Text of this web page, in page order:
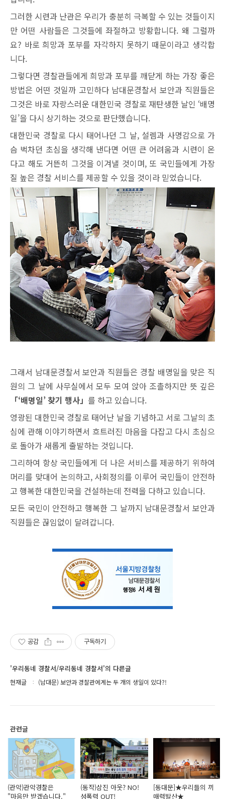
그러한 시련과 난관은 우리가 충분히 극복할 수 있는 것들이지
만 어떤 사람들은 그것들에 좌절하고 방황합니다. 왜 그럴까
요? 바로 희망과 포부를 자각하지 못하기 때문이라고 생각합
니다.
그렇다면 경찰관들에게 희망과 포부를 깨닫게 하는 가장 좋은
방법은 어떤 것일까 고민하다 남대문경찰서 보안과 직원들은
그것은 바로 자랑스러운 대한민국 경찰로 재탄생한 날인 ‘배명
일’을 다시 상기하는 것으로 판단했습니다.
대한민국 경찰로 다시 태어나던 그 날, 설렘과 사명감으로 가
슴 벅차던 초심을 생각해 낸다면 어떤 큰 어려움과 시련이 온
다고 해도 거뜬히 그것을 이겨낼 것이며, 또 국민들에게 가장
질 높은 경찰 서비스를 제공할 수 있을 것이라 믿었습니다.
그래서 남대문경찰서 보안과 직원들은 경찰 배명일을 맞은 직
원의 그 날에 사무실에서 모두 모여 앉아 조촐하지만 뜻 깊은
「‘배명일’ 찾기 행사」 를 하고 있습니다.
영광된 대한민국 경찰로 태어난 날을 기념하고 서로 그날의 초
심에 관해 이야기하면서 흐트러진 마음을 다잡고 다시 초심으
로 돌아가 새롭게 출발하는 것입니다.
그리하여 항상 국민들에게 더 나은 서비스를 제공하기 위하여
머리를 맞대어 논의하고, 사회정의를 이루어 국민들이 안전하
고 행복한 대한민국을 건설하는데 전력을 다하고 있습니다.
모든 국민이 안전하고 행복한 그 날까지 남대문경찰서 보안과
직원들은 끊임없이 달려갑니다.
공감 구독하기
'우리동네 경찰서/우리동네 경찰서'의 다른글
현재글 (남대문) 보안과 경찰관에게는 두 개의 생일이 있다?!
관련글
(관악)관악경찰은
"마음만 받겠습니다."
(동작)삼진 아웃? NO!
성폭력 OUT!
[동대문]★우리들의 끼
매력발산★